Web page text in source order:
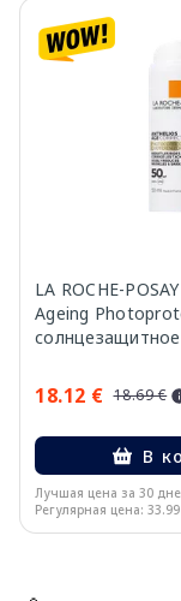
LA ROCHE-
Ageing
18.12 € 18.69 €
В
Лучшая цена за 30
Регулярная цена: